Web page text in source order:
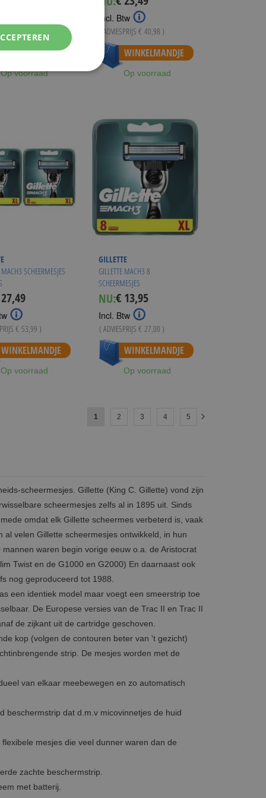
WINKELMANDJE
Op voorraad
Price
Incl. Btw
( ADVIESPRIJS € 40,98 )
WINKELMANDJE
Op voorraad
MACH3 SCHEERMESJES
€ 53,99 )
WINKELMANDJE
Op voorraad
GILLETTE
GILLETTE MACH3 8
SCHEERMESJES
NU:Special
Price
€ 13,95
Incl. Btw
( ADVIESPRIJS € 27,00 )
WINKELMANDJE
Op voorraad
U lees momenteel pagina
1 Pagina
2 Pagina
3 Pagina
4 Pagina
5
scheermesjes. Gillette (King C. Gillette) vond zijn
scheermesjes zelfs al in 1895 uit. Sinds
omdat elk Gillette scheermes verbeterd is, vaak
velen Gillette scheermesjes ontwikkeld, in hun
waren begin vorige eeuw o.a. de Aristocrat
Twist en de G1000 en G2000) En daarnaast ook
nog geproduceerd tot 1988.
een identiek model maar voegt een smeerstrip toe
De Europese versies van de Trac II en Trac II
de zijkant uit de cartridge geschoven.
kop (volgen de contouren beter van 't gezicht)
strip. De mesjes worden met de
van elkaar meebewegen en zo automatisch
beschermstrip dat d.m.v micovinnetjes de huid
mesjes die veel dunner waren dan de
zachte beschermstrip.
met batterij.